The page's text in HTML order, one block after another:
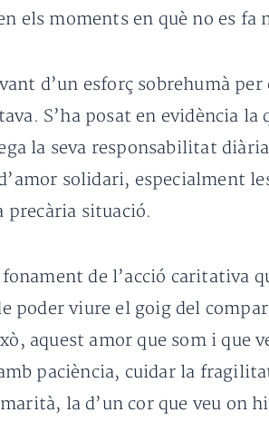
els moments en què no es fa
d’un esforç sobrehumà
S’ha posat en evidència
la seva responsabilitat
solidari, especialment
precària situació.
de l’acció caritativa
poder viure el goig del
aquest amor que som i que
paciència, cuidar la
la d’un cor que veu on